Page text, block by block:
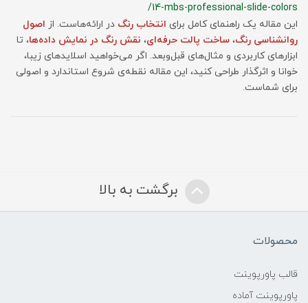
/14-mbs-professional-slide-colors
این مقاله یک راهنمای کامل برای انتخاب رنگ در ارائه‌هاست. از اصول
روانشناسی رنگ، ساخت پالت حرفه‌ای، نقش رنگ در نمایش داده‌ها، تا
ابزارهای کاربردی و مثال‌های قبل‌و‌بعد. اگر می‌خواهید اسلایدهای زیبا،
خوانا و اثرگذار طراحی کنید، این مقاله نقطه‌ی شروع استاندارد و اصولی
برای شماست.
برگشت به بالا
محصولات
قالب پاورپوینت
پاورپوینت آماده